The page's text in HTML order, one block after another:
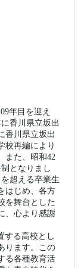
年目を迎え
香川県立坂出
香川県立坂出
校再編により
また、昭和42
となりまし
超える卒業生
はじめ、各方
を舞台とした
、心より感謝
する高校とし
ります。この
る各種教育活